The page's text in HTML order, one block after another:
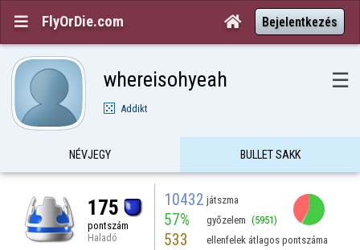
 FlyOrDie.com  Bejelentkezés
whereisohyeah ☰
Addikt
NÉVJEGY BULLET SAKK
175
pontszám
Haladó
10432 játszma
57% győzelem (5951)
533 ellenfelek átlagos pontszáma